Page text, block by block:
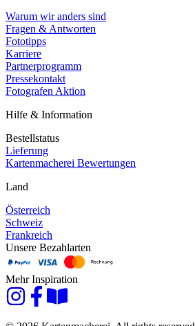
Warum wir anders sind
Fragen & Antworten
Fototipps
Karriere
Partnerprogramm
Pressekontakt
Fotografen Aktion
Hilfe & Information
Bestellstatus
Lieferung
Kartenmacherei Bewertungen
Land
Österreich
Schweiz
Frankreich
Unsere Bezahlarten
Mehr Inspiration